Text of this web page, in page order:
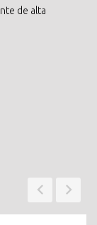
de alta